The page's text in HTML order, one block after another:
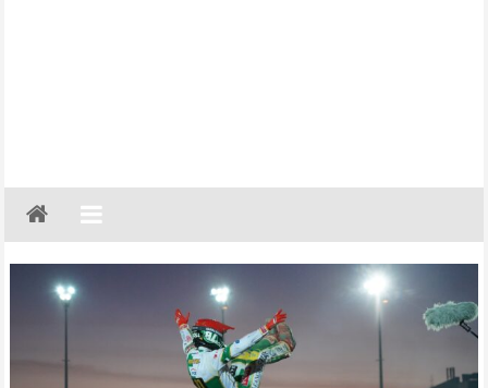
Gazeta
Regionalna
Częstochowa,
Kłobuck,